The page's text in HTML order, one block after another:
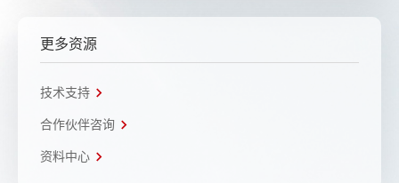
更多资源
技术支持
合作伙伴咨询
资料中心